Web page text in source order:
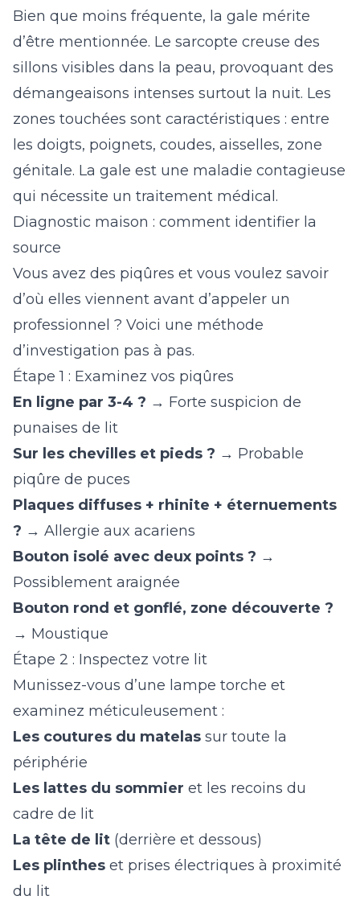
Bien que moins fréquente, la gale mérite
d’être mentionnée. Le sarcopte creuse des
sillons visibles dans la peau, provoquant des
démangeaisons intenses surtout la nuit. Les
zones touchées sont caractéristiques : entre
les doigts, poignets, coudes, aisselles, zone
génitale. La gale est une maladie contagieuse
qui nécessite un traitement médical.
Diagnostic maison : comment identifier la
source
Vous avez des piqûres et vous voulez savoir
d’où elles viennent avant d’appeler un
professionnel ? Voici une méthode
d’investigation pas à pas.
Étape 1 : Examinez vos piqûres
En ligne par 3-4 ? → Forte suspicion de
punaises de lit
Sur les chevilles et pieds ? → Probable
piqûre de puces
Plaques diffuses + rhinite + éternuements
? → Allergie aux acariens
Bouton isolé avec deux points ? →
Possiblement araignée
Bouton rond et gonflé, zone découverte ?
→ Moustique
Étape 2 : Inspectez votre lit
Munissez-vous d’une lampe torche et
examinez méticuleusement :
Les coutures du matelas sur toute la
périphérie
Les lattes du sommier et les recoins du
cadre de lit
La tête de lit (derrière et dessous)
Les plinthes et prises électriques à proximité
du lit